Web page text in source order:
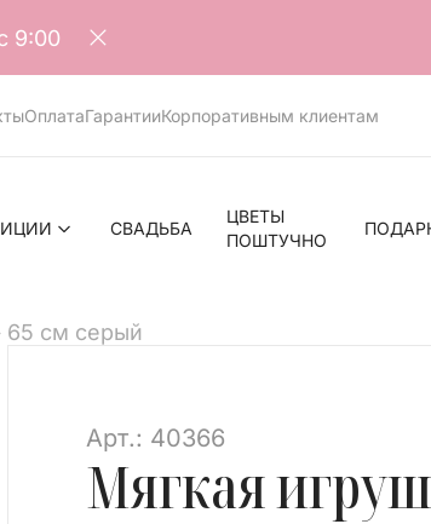
9:00
ОплатаГарантииКорпоративным клиентам
СВАДЬБА
ЦВЕТЫ
ПОШТУЧНО
65 см серый
Арт.: 40366
Мягкая